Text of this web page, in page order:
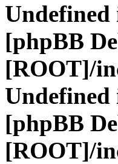
Undefined
[phpBB
[ROOT]/
Undefined
[phpBB
[ROOT]/